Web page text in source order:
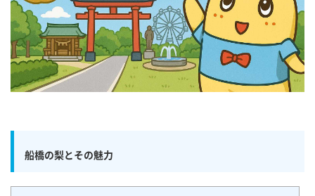
船橋の梨とその魅力